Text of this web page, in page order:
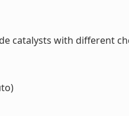
catalysts with different